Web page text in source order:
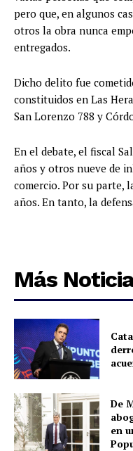
pero que, en algunos
otros la obra nunca
entregados.
Dicho delito fue
constituidos en Las
San Lorenzo 788 y
En el debate, el fiscal
años y otros nueve de
comercio. Por su parte,
años. En tanto, la
Más
De
en